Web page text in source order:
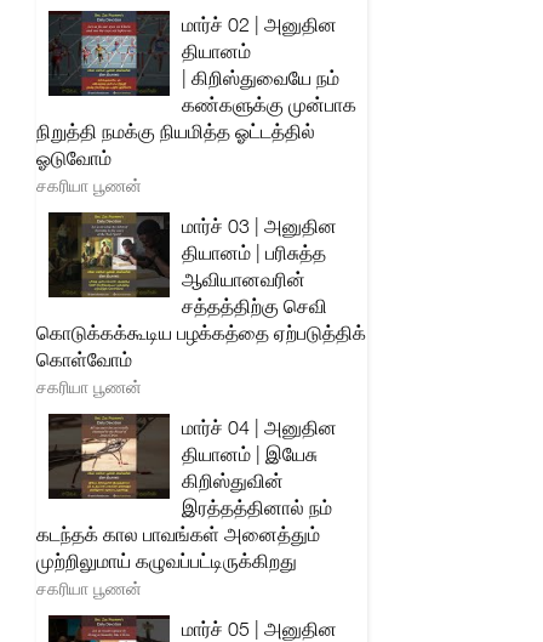
மார்ச் 02 | அனுதின
தியானம்
| கிறிஸ்துவையே நம்
கண்களுக்கு முன்பாக
நிறுத்தி நமக்கு நியமித்த ஓட்டத்தில்
ஓடுவோம்
சகரியா பூணன்
மார்ச் 03 | அனுதின
தியானம் | பரிசுத்த
ஆவியானவரின்
சத்தத்திற்கு செவி
கொடுக்கக்கூடிய பழக்கத்தை ஏற்படுத்திக்
கொள்வோம்
சகரியா பூணன்
மார்ச் 04 | அனுதின
தியானம் | இயேசு
கிறிஸ்துவின்
இரத்தத்தினால் நம்
கடந்தக் கால பாவங்கள் அனைத்தும்
முற்றிலுமாய் கழுவப்பட்டிருக்கிறது
சகரியா பூணன்
மார்ச் 05 | அனுதின